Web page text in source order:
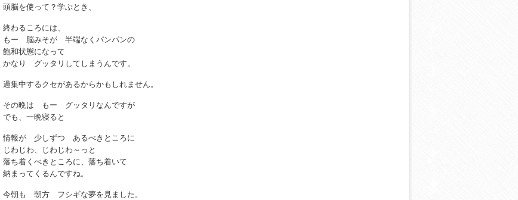
頭脳を使って？学ぶとき、
終わるころには、
もー 脳みそが 半端なくパンパンの
飽和状態になって
かなり グッタリしてしまうんです。
過集中するクセがあるからかもしれません。
その晩は もー グッタリなんですが
でも、一晩寝ると
情報が 少しずつ あるべきところに
じわじわ、じわじわ～っと
落ち着くべきところに、落ち着いて
納まってくるんですね。
今朝も 朝方 フシギな夢を見ました。